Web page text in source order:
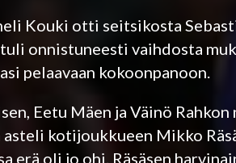
Kouki otti seitsikosta
onnistuneesti vaihdosta
pelaavaan kokoonpanoon.
Eetu Mäen ja Väinö Rahkon
kotijoukkueen Mikko
erä oli jo ohi. Räsäsen